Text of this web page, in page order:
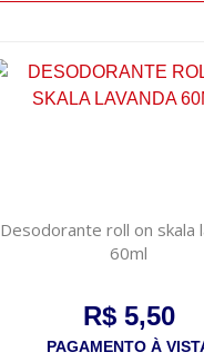
Desodorante roll on skala
60ml
R$ 5,50
PAGAMENTO À